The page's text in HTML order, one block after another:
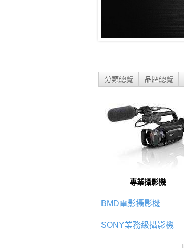
分類總覽 品牌總覽
專業攝影機
BMD電影攝影機
SONY業務級攝影機